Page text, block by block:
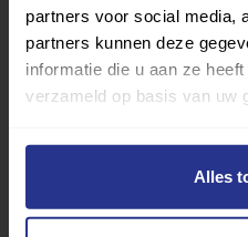
partners voor social media,
partners kunnen deze
informatie die u aan ze
verzameld op basis van uw
Alles
Verder lezen over
Ervaringen Esports
Terug naar